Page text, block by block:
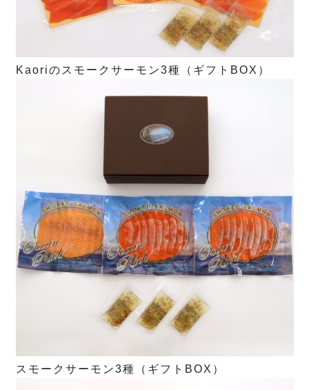
Kaoriのスモークサーモン3種（ギフトBOX）
スモークサーモン3種（ギフトBOX）